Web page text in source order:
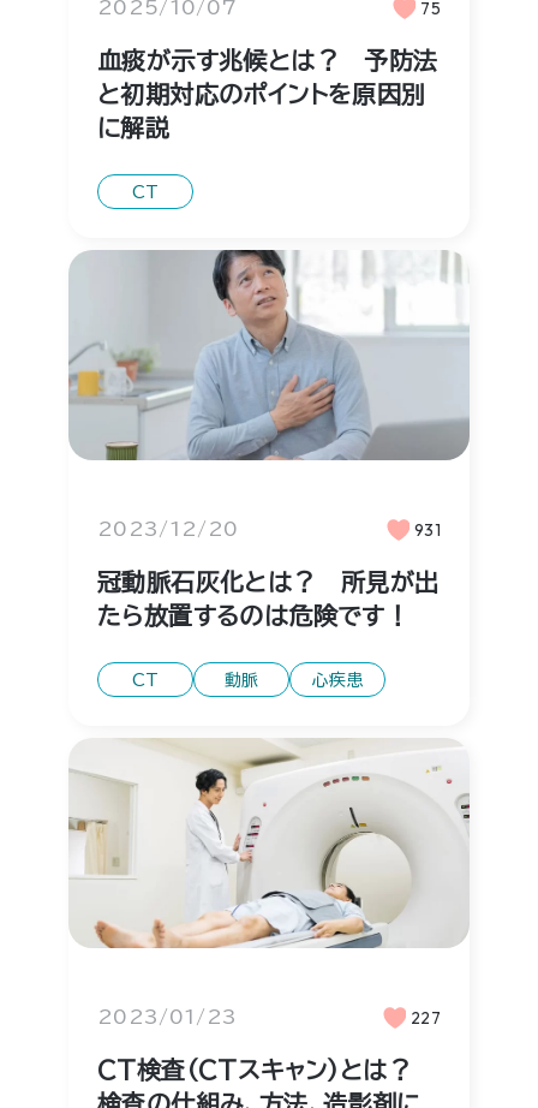
2025/10/07 75
血痰が示す兆候とは？ 予防法
と初期対応のポイントを原因別
に解説
CT
2023/12/20 931
冠動脈石灰化とは？ 所見が出
たら放置するのは危険です！
CT 動脈 心疾患
2023/01/23 227
CT検査（CTスキャン）とは？
検査の仕組み、方法、造影剤に